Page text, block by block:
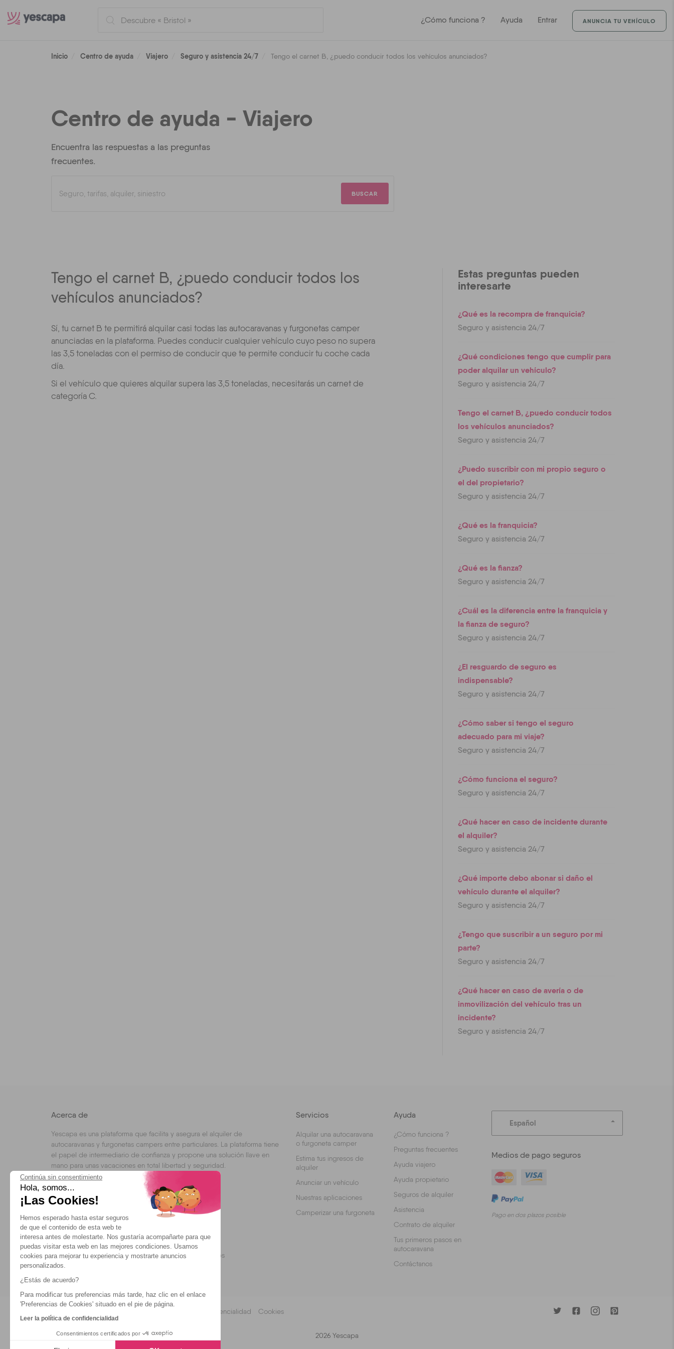
¿Cómo funciona ? Ayuda Entrar ANUNCIA TU VEHÍCULO
Inicio Centro de ayuda Viajero Seguro y asistencia 24/7 Tengo el carnet B, ¿puedo conducir todos los vehículos anunciados?
Centro de ayuda - Viajero
Encuentra las respuestas a las preguntas
frecuentes.
BUSCAR
Tengo el carnet B, ¿puedo conducir todos los
vehículos anunciados?
Sí, tu carnet B te permitirá alquilar casi todas las autocaravanas y furgonetas camper
anunciadas en la plataforma. Puedes conducir cualquier vehículo cuyo peso no supera
las 3,5 toneladas con el permiso de conducir que te permite conducir tu coche cada
día.
Si el vehículo que quieres alquilar supera las 3,5 toneladas, necesitarás un carnet de
categoría C.
Estas preguntas pueden
interesarte
¿Qué es la recompra de franquicia?
Seguro y asistencia 24/7
¿Qué condiciones tengo que cumplir para
poder alquilar un vehículo?
Seguro y asistencia 24/7
Tengo el carnet B, ¿puedo conducir todos
los vehículos anunciados?
Seguro y asistencia 24/7
¿Puedo suscribir con mi propio seguro o
el del propietario?
Seguro y asistencia 24/7
¿Qué es la franquicia?
Seguro y asistencia 24/7
¿Qué es la fianza?
Seguro y asistencia 24/7
¿Cuál es la diferencia entre la franquicia y
la fianza de seguro?
Seguro y asistencia 24/7
¿El resguardo de seguro es
indispensable?
Seguro y asistencia 24/7
¿Cómo saber si tengo el seguro
adecuado para mi viaje?
Seguro y asistencia 24/7
¿Cómo funciona el seguro?
Seguro y asistencia 24/7
¿Qué hacer en caso de incidente durante
el alquiler?
Seguro y asistencia 24/7
¿Qué importe debo abonar si daño el
vehículo durante el alquiler?
Seguro y asistencia 24/7
¿Tengo que suscribir a un seguro por mi
parte?
Seguro y asistencia 24/7
¿Qué hacer en caso de avería o de
inmovilización del vehículo tras un
incidente?
Seguro y asistencia 24/7
Acerca de
Yescapa es una plataforma que facilita y asegura el alquiler de
autocaravanas y furgonetas campers entre particulares. La plataforma tiene
el papel de intermediario de confianza y propone una solución llave en
mano para unas vacaciones en total libertad y seguridad.
Opiniones cliente
Opiniones de nuestros usuarios
3.84/5.00 sobre32Opiniones usuarios en Trusted Shops
Servicios
Alquilar una autocaravana
o furgoneta camper
Estima tus ingresos de
alquiler
Anunciar un vehículo
Nuestras aplicaciones
Camperizar una furgoneta
Ayuda
¿Cómo funciona ?
Preguntas frecuentes
Ayuda viajero
Ayuda propietario
Seguros de alquiler
Asistencia
Contrato de alquiler
Tus primeros pasos en
autocaravana
Contáctanos
Español
Medios de pago seguros
Pago en dos plazos posible
Confidencialidad Cookies
2026 Yescapa
Continúa sin consentimiento
Hola, somos...
¡Las Cookies!
Hemos esperado hasta estar seguros
de que el contenido de esta web te
interesa antes de molestarte. Nos gustaría acompañarte para que
puedas visitar esta web en las mejores condiciones. Usamos
cookies para mejorar tu experiencia y mostrarte anuncios
personalizados.
¿Estás de acuerdo?
Para modificar tus preferencias más tarde, haz clic en el enlace
'Preferencias de Cookies' situado en el pie de página.
Leer la política de confidencialidad
Consentimientos certificados por